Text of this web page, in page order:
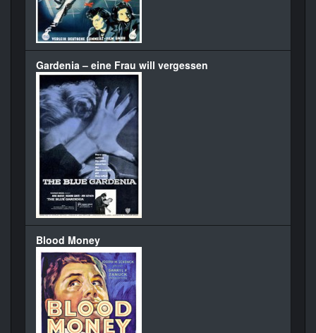
Gardenia – eine Frau will vergessen
Blood Money